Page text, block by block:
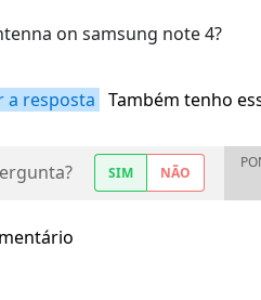
on samsung note 4?
a resposta Também tenho
SIM NÃO